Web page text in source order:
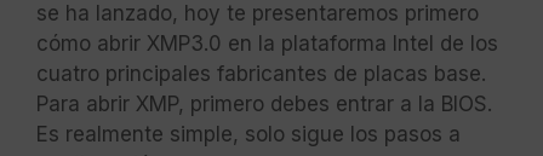
se ha lanzado, hoy te presentaremos primero
cómo abrir XMP3.0 en la plataforma Intel de los
cuatro principales fabricantes de placas base.
Para abrir XMP, primero debes entrar a la BIOS.
Es realmente simple, solo sigue los pasos a